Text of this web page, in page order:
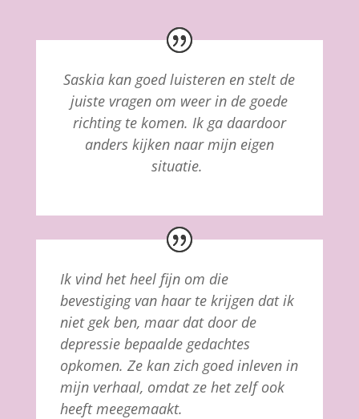
Saskia kan goed luisteren en stelt de
juiste vragen om weer in de goede
richting te komen. Ik ga daardoor
anders kijken naar mijn eigen
situatie.
Ik vind het heel fijn om die
bevestiging van haar te krijgen dat ik
niet gek ben, maar dat door de
depressie bepaalde gedachtes
opkomen. Ze kan zich goed inleven in
mijn verhaal, omdat ze het zelf ook
heeft meegemaakt.